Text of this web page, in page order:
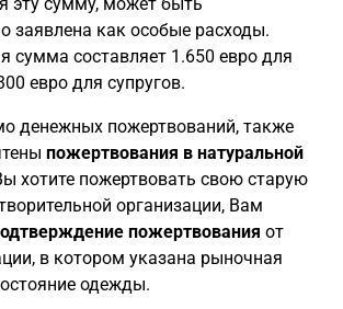
заявлена как особые расходы.
сумма составляет 1.650 евро для
евро для супругов.
денежных пожертвований, также
пожертвования в натуральной
хотите пожертвовать свою старую
организации, Вам
пожертвования от
в котором указана рыночная
одежды.